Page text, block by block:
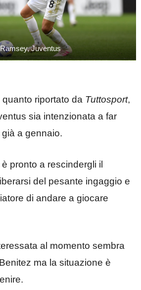
Ramsey, Juventus
riportato da Tuttosport,
sia intenzionata a far
a gennaio.
pronto a rescindergli il
del pesante ingaggio e
di andare a giocare
al momento sembra
ma la situazione è